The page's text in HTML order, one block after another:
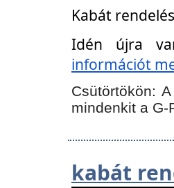
Kabát
Idén újra
információt
Csütörtökön:A
mindenkit a G-
kabát